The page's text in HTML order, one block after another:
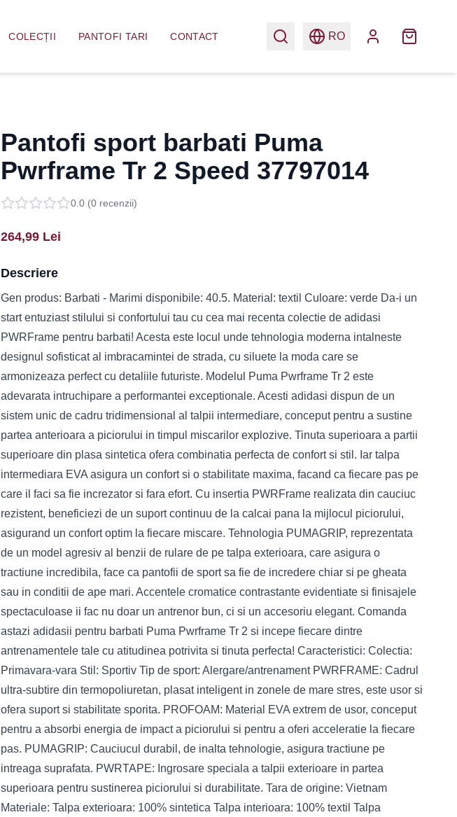
COLECȚII PANTOFI TARI CONTACT RO
Pantofi sport barbati Puma
Pwrframe Tr 2 Speed 37797014
0.0 (0 recenzii)
264,99 Lei
Descriere
Gen produs: Barbati - Marimi disponibile: 40.5. Material: textil Culoare: verde Da-i un
start entuziast stilului si confortului tau cu cea mai recenta colectie de adidasi
PWRFrame pentru barbati! Acesta este locul unde tehnologia moderna intalneste
designul sofisticat al imbracamintei de strada, cu siluete la moda care se
armonizeaza perfect cu detaliile futuriste. Modelul Puma Pwrframe Tr 2 este
adevarata intruchipare a performantei exceptionale. Acesti adidasi dispun de un
sistem unic de cadru tridimensional al talpii intermediare, conceput pentru a sustine
partea anterioara a piciorului in timpul miscarilor explozive. Tinuta superioara a partii
superioare din plasa sintetica ofera combinatia perfecta de confort si stil. Iar talpa
intermediara EVA asigura un confort si o stabilitate maxima, facand ca fiecare pas pe
care il faci sa fie increzator si fara efort. Cu insertia PWRFrame realizata din cauciuc
rezistent, beneficiezi de un suport continuu de la calcai pana la mijlocul piciorului,
asigurand un confort optim la fiecare miscare. Tehnologia PUMAGRIP, reprezentata
de un model agresiv al benzii de rulare de pe talpa exterioara, care asigura o
tractiune incredibila, face ca pantofii de sport sa fie de incredere chiar si pe gheata
sau in conditii de ape mari. Accentele cromatice contrastante evidentiate si finisajele
spectaculoase ii fac nu doar un antrenor bun, ci si un accesoriu elegant. Comanda
astazi adidasii pentru barbati Puma Pwrframe Tr 2 si incepe fiecare dintre
antrenamentele tale cu atitudinea potrivita si tinuta perfecta! Caracteristici: Colectia:
Primavara-vara Stil: Sportiv Tip de sport: Alergare/antrenament PWRFRAME: Cadrul
ultra-subtire din termopoliuretan, plasat inteligent in zonele de mare stres, este usor si
ofera suport si stabilitate sporita. PROFOAM: Material EVA extrem de usor, conceput
pentru a absorbi energia de impact a piciorului si pentru a oferi acceleratie la fiecare
pas. PUMAGRIP: Cauciucul durabil, de inalta tehnologie, asigura tractiune pe
intreaga suprafata. PWRTAPE: Ingrosare speciala a talpii exterioare in partea
superioara pentru sustinerea piciorului si durabilitate. Tara de origine: Vietnam
Materiale: Talpa exterioara: 100% sintetica Talpa interioara: 100% textil Talpa